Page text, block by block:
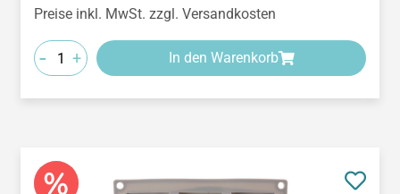
Preise inkl. MwSt. zzgl. Versandkosten
- + In den Warenkorb